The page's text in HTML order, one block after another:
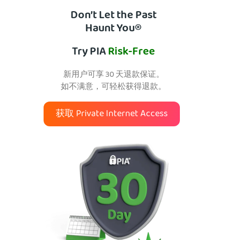
Don’t Let the Past
Haunt You®
Try PIARisk-Free
新用户可享 30 天退款保证。
如不满意，可轻松获得退款。
获取 Private Internet Access